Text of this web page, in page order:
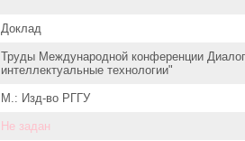
Доклад
Труды Международной конференции
интеллектуальные технологии"
М.: Изд-во РГГУ
Не задан